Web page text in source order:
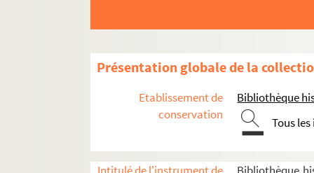
Présentation globale de la
Etablissement de
conservation
Bibliothèque
Tous
Feuillet [5420]. Copie de la lettre
Feuillet [5422]. Copie de la lettre
Feuillet [5423]. Observation et
Feuillet [5424-5429]. Copie d'une lettre